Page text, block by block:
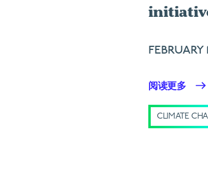
FEBRUARY
阅读更多
CLIMATE